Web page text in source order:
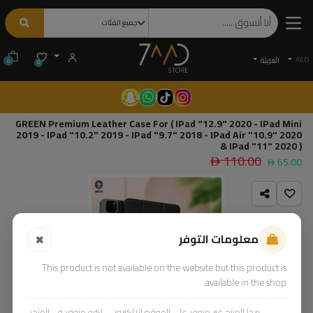
AED الْعَرَبيّة 0
0
GREEN Premium Leather Case For ( IPad "12.9" 2020 - IPad Mini
2019 - IPad "10.2" 2019 - IPad "9.7" 2018 - IPad Air "10.9" 2020
& IPad "11" 2020 )
65.00
110.00
معلومات التوفر
This product is not available on the website but this product is
available in the shop.